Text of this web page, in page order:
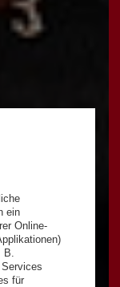
ein
Online-
B.
für